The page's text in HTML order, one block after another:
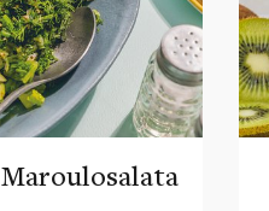
Maroulosalata